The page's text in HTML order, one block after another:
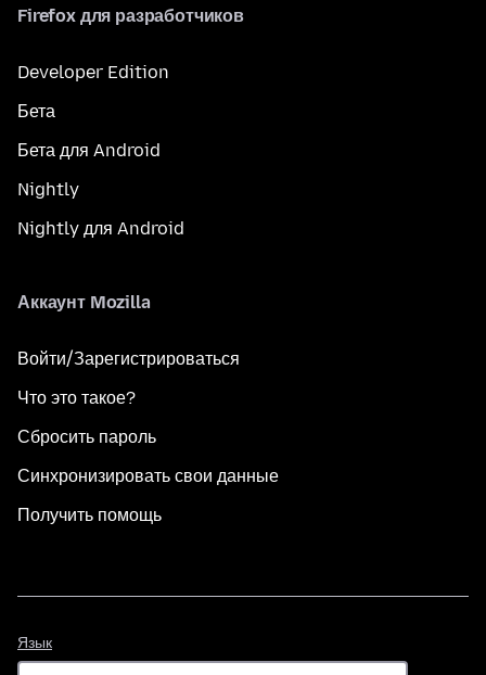
Firefox для разработчиков
Developer Edition
Бета
Бета для Android
Nightly
Nightly для Android
Аккаунт Mozilla
Войти/Зарегистрироваться
Что это такое?
Сбросить пароль
Синхронизировать свои данные
Получить помощь
Язык